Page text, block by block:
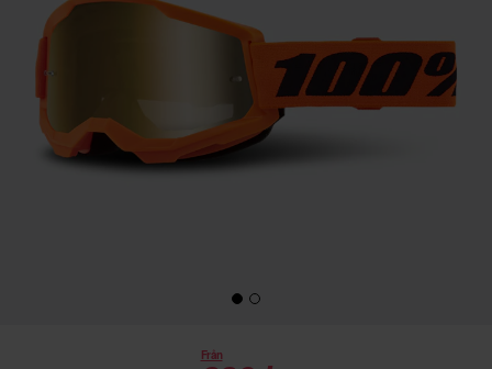
Från